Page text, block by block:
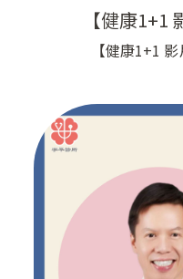
【健康1+1
【健康1+1 影片
胸悶、心悸！ 高溫
樣拼命工作， 增加